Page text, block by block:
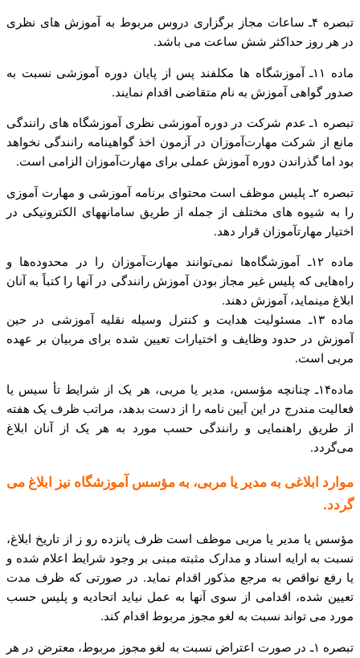
تبصره ۴ـ ساعات مجاز برگزاری دروس مربوط به آموزش های نظری
در هر روز حداکثر شش ساعت می ­باشد.
ماده ۱۱ـ آموزشگاه ها مکلفند پس از پایان دوره آموزشی نسبت به
صدور گواهی آموزش به نام متقاضی اقدام نمایند.
تبصره ۱ـ عدم شرکت در دوره آموزشی نظری آموزشگاه های رانندگی
مانع از شرکت مهارت‌آموزان در آزمون اخذ گواهینامه رانندگی نخواهد
بود اما گذراندن دوره آموزش عملی برای مهارت‌آموزان الزامی است.
تبصره ۲ـ پلیس موظف است محتوای برنامه آموزشی و مهارت آموزی
را به شیوه های مختلف از جمله از طریق سامانه­های الکترونیکی در
اختیار مهارت­آموزان قرار دهد.
ماده ۱۲ـ آموزشگاه‌ها نمی‌توانند مهارت‌آموزان را در محدوده‌ها و
راه‌هایی که پلیس غیر مجاز بودن آموزش رانندگی در آنها را کتباً به آنان
ابلاغ می­نماید، آموزش دهند.
ماده ۱۳ـ مسئولیت هدایت و کنترل وسیله نقلیه آموزشی در حین
آموزش در حدود وظایف و اختیارات تعیین شده برای مربیان بر عهده
مربی است.
ماده۱۴ـ چنانچه مؤسس، مدیر یا مربی، هر یک از شرایط تأ سیس یا
فعالیت مندرج در این آیین نامه را از دست بدهد، مراتب ظرف یک هفته
از طریق راهنمایی و رانندگی حسب مورد به هر یک از آنان ابلاغ
می‌گردد.
موارد ابلاغی به مدیر یا مربی، به مؤسس آموزشگاه نیز ابلاغ می
گردد.
مؤسس یا مدیر یا مربی موظف است ظرف پانزده رو ز از تاریخ ابلاغ،
نسبت به ارایه اسناد و مدارک مثبته مبنی بر وجود شرایط اعلام شده و
یا رفع نواقص به مرجع مذکور اقدام نماید. در صورتی که ظرف مدت
تعیین شده، اقدامی از سوی آنها به عمل نیاید اتحادیه و پلیس حسب
مورد می تواند نسبت به لغو مجوز مربوط اقدام کند.
تبصره ۱ـ در صورت اعتراض نسبت به لغو مجوز مربوط، معترض در هر